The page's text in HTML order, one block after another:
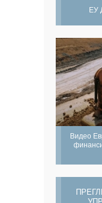
ЕУ
Видео